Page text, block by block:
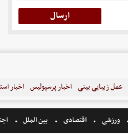
عمل زیبایی بینی اخبار پرسپولیس اخبار
ورزشی اقتصادی بین الملل